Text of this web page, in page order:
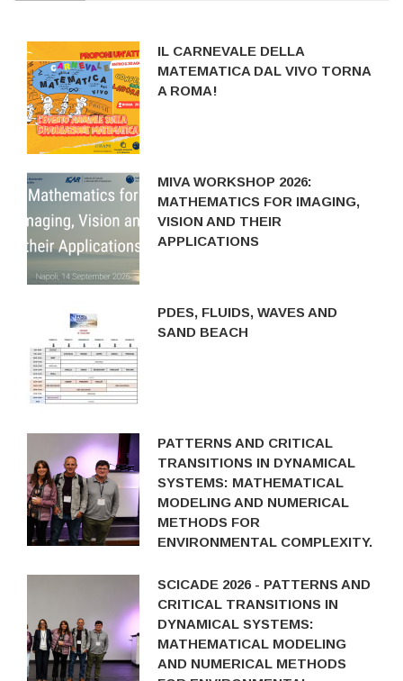
IL CARNEVALE DELLA
MATEMATICA DAL VIVO TORNA
A ROMA!
MIVA WORKSHOP 2026:
MATHEMATICS FOR IMAGING,
VISION AND THEIR
APPLICATIONS
PDES, FLUIDS, WAVES AND
SAND BEACH
PATTERNS AND CRITICAL
TRANSITIONS IN DYNAMICAL
SYSTEMS: MATHEMATICAL
MODELING AND NUMERICAL
METHODS FOR
ENVIRONMENTAL COMPLEXITY.
SCICADE 2026 - PATTERNS AND
CRITICAL TRANSITIONS IN
DYNAMICAL SYSTEMS:
MATHEMATICAL MODELING
AND NUMERICAL METHODS